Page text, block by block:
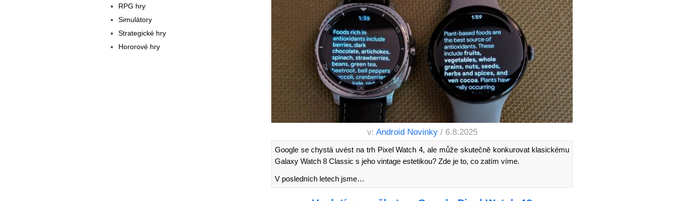
v: Android Novinky / 6.8.2025
Google se chystá uvést na trh Pixel Watch 4, ale může skutečně konkurovat klasickému
Galaxy Watch 8 Classic s jeho vintage estetikou? Zde je to, co zatím víme.
V posledních letech jsme…
RPG hry
Simulátory
Strategické hry
Hororové hry